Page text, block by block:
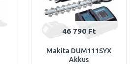
46 790 Ft
Makita DUM111SYX
Akkus